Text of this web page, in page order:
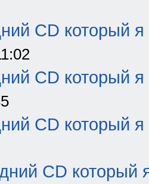
CD который я
CD который я
CD который я
CD который